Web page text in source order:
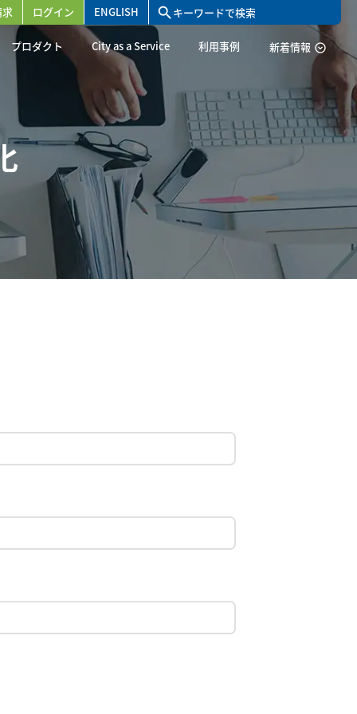
プロダクト City as a Service 利用事例 新着情報 expand_circle_down
ログイン ENGLISH search